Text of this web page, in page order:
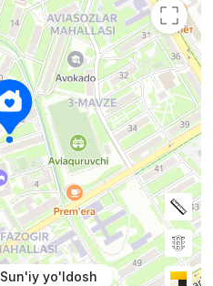
Sun'iy yo'ldosh